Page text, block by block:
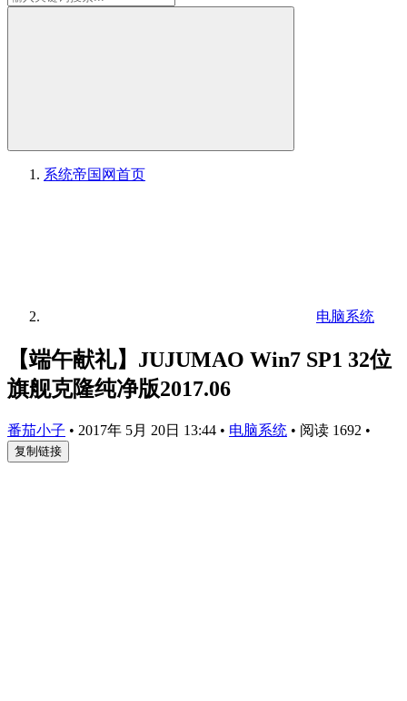
系统帝国网首页
电脑系统
【端午献礼】JUJUMAO Win7 SP1 32位
旗舰克隆纯净版2017.06
番茄小子 • 2017年 5月 20日 13:44 • 电脑系统 • 阅读 1692 •
复制链接